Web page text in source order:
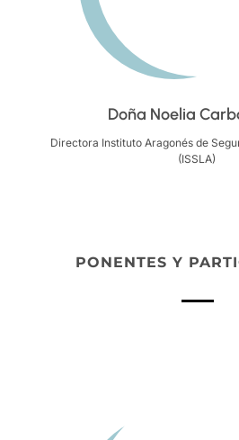
Doña Noelia
Directora Instituto Aragonés de
(ISSLA)
PONENTES Y